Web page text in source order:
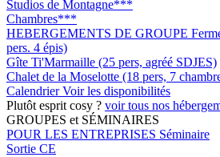
Studios de Montagne***
Chambres***
HEBERGEMENTS DE GROUPE
pers. 4 épis)
Gîte Ti'Marmaille (25 pers, agréé SDJES)
Chalet de la Moselotte (18 pers, 7
CalendrierVoir les disponibilités
Plutôt esprit cosy ? voir tous nos
GROUPES et SÉMINAIRES
POUR LES ENTREPRISES Séminaire
Sortie CE